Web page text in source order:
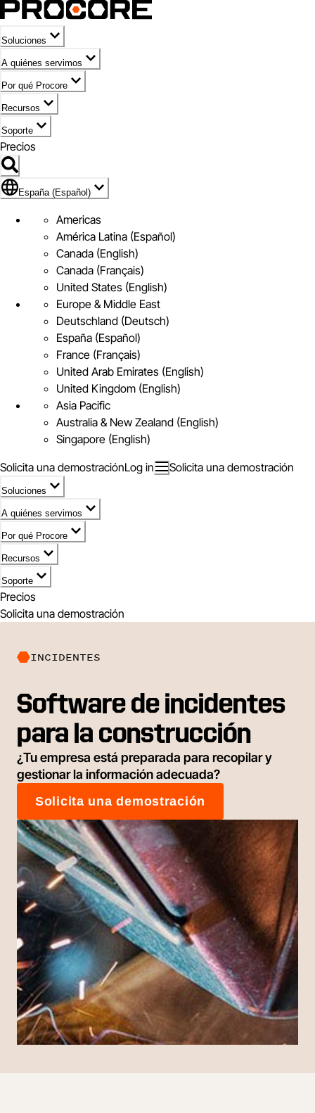
Soluciones
A quiénes servimos
Por qué Procore
Recursos
Soporte
Precios
Icono de marca de España (Español)
España (Español)
Americas
América Latina (Español)
Canada (English)
Canada (Français)
United States (English)
Europe & Middle East
Deutschland (Deutsch)
España (Español)
France (Français)
United Arab Emirates (English)
United Kingdom (English)
Asia Pacific
Australia & New Zealand (English)
Singapore (English)
Solicita una demostraciónLog in Solicita una demostración
Soluciones
A quiénes servimos
Por qué Procore
Recursos
Soporte
Precios
Solicita una demostración
INCIDENTES
Software de incidentes
para la construcción
¿Tu empresa está preparada para recopilar y
gestionar la información adecuada?
Solicita una demostración